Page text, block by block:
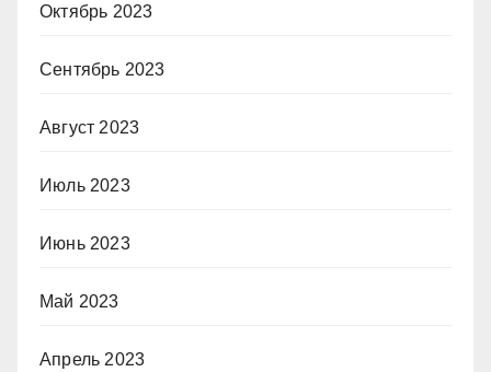
Октябрь 2023
Сентябрь 2023
Август 2023
Июль 2023
Июнь 2023
Май 2023
Апрель 2023